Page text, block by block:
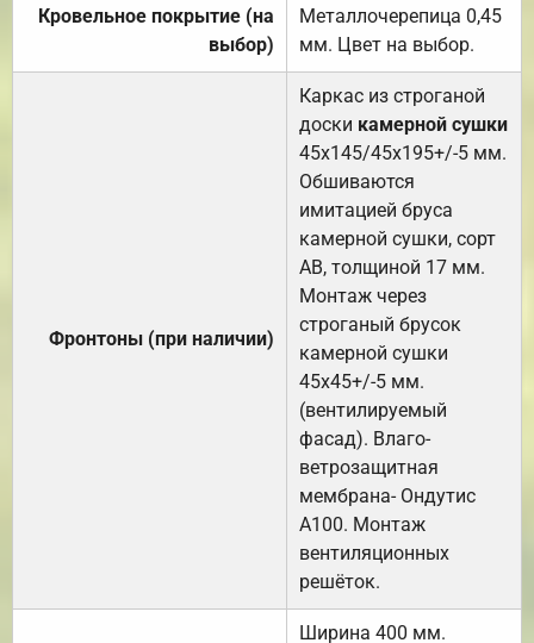
Кровельное покрытие (на
выбор)
Металлочерепица 0,45
мм. Цвет на выбор.
Фронтоны (при наличии)
Каркас из строганой
доски камерной сушки
45х145/45х195+/-5 мм.
Обшиваются
имитацией бруса
камерной сушки, сорт
АВ, толщиной 17 мм.
Монтаж через
строганый брусок
камерной сушки
45х45+/-5 мм.
(вентилируемый
фасад). Влаго-
ветрозащитная
мембрана- Ондутис
А100. Монтаж
вентиляционных
решёток.
Ширина 400 мм.